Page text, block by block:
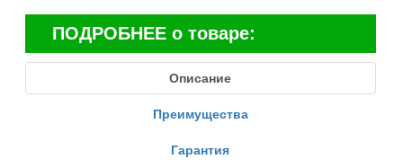
ПОДРОБНЕЕ о товаре:
Описание
Преимущества
Гарантия